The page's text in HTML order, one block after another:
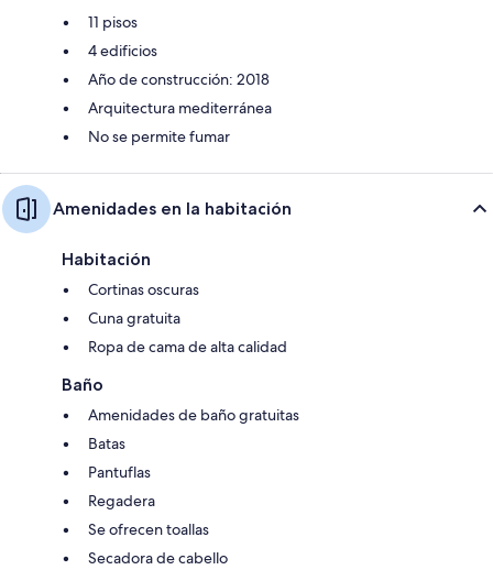
11 pisos
4 edificios
Año de construcción: 2018
Arquitectura mediterránea
No se permite fumar
Amenidades en la habitación
Habitación
Cortinas oscuras
Cuna gratuita
Ropa de cama de alta calidad
Baño
Amenidades de baño gratuitas
Batas
Pantuflas
Regadera
Se ofrecen toallas
Secadora de cabello